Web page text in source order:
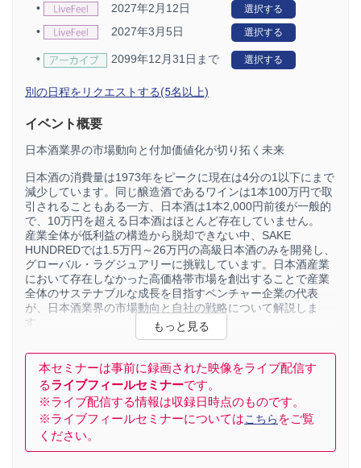
• 2027年2月12日 選択する
• 2027年3月5日 選択する
• 2099年12月31日まで 選択する
別の日程をリクエストする(5名以上)
イベント概要
日本酒業界の市場動向と付加価値化が切り拓く未来
日本酒の消費量は1973年をピークに現在は4分の1以下にまで
減少しています。同じ醸造酒であるワインは1本100万円で取
引されることもある一方、日本酒は1本2,000円前後が一般的
で、10万円を超える日本酒はほとんど存在していません。
産業全体が低利益の構造から脱却できない中、SAKE
HUNDREDでは1.5万円～26万円の高級日本酒のみを開発し、
グローバル・ラグジュアリーに挑戦しています。日本酒産業
において存在しなかった高価格帯市場を創出することで産業
全体のサステナブルな成長を目指すベンチャー企業の代表
が、日本酒業界の市場動向と自社の戦略について解説しま
す。
1．日本酒産業の市場動向
2．ブランド事業の戦略
3．ブランド事業の強みと実績
講師：株式会社Clear 代表取締役CEO 生駒 龍史氏
1986年、東京都生まれ。
IT企業などを経て2013年に株式会社Clearを設立。
本セミナーは事前に録画された映像をライブ配信す
るライブフィールセミナーです。
※ライブ配信する情報は収録日時点のものです。
※ライブフィールセミナーについてはこちら をご覧
ください。